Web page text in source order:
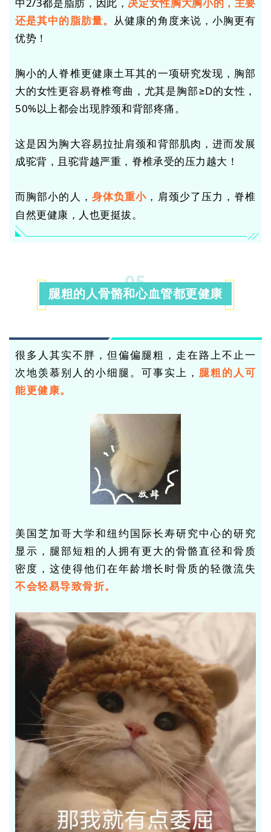
还是其中的脂肪量。 从健康的角度来说，小胸更有
优势！
胸小的人脊椎更健康土耳其的一项研究发现，胸部
大的女性更容易脊椎弯曲，尤其是胸部≥D的女性，
50%以上都会出现脖颈和背部疼痛。
这是因为胸大容易拉扯肩颈和背部肌肉，进而发展
成驼背，且驼背越严重，脊椎承受的压力越大！
而胸部小的人， 身体负重小 ，肩颈少了压力，脊椎
自然更健康，人也更挺拔。
05
腿粗的人骨骼和心血管都更健康
很多人其实不胖，但偏偏腿粗，走在路上不止一
次地羡慕别人的小细腿。可事实上， 腿粗的人可
能更健康。
美国芝加哥大学和纽约国际长寿研究中心的研究
显示，腿部短粗的人拥有更大的骨骼直径和骨质
密度，这使得他们在年龄增长时骨质的轻微流失
不会轻易导致骨折。